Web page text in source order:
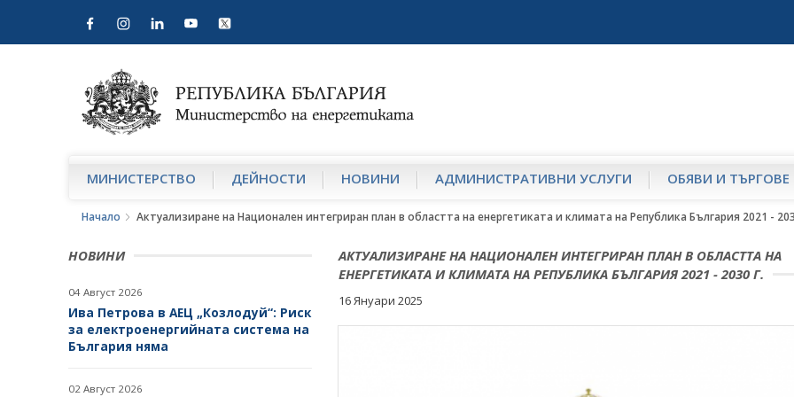
МИНИСТЕРСТВО ДЕЙНОСТИ НОВИНИ АДМИНИСТРАТИВНИ УСЛУГИ ОБЯВИ И ТЪРГОВЕ
Начало Актуализиране на Национален интегриран план в областта на енергетиката и климата на Република България 2021 -
НОВИНИ
04 Август 2026
Ива Петрова в АЕЦ „Козлодуй“: Риск
за електроенергийната система на
България няма
02 Август 2026
АКТУАЛИЗИРАНЕ НА НАЦИОНАЛЕН ИНТЕГРИРАН ПЛАН В ОБЛАСТТА НА
ЕНЕРГЕТИКАТА И КЛИМАТА НА РЕПУБЛИКА БЪЛГАРИЯ 2021 - 2030 Г.
16 Януари 2025